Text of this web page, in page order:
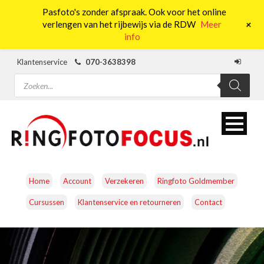
Klantenservice
070-3638398
Producten
zoeken
Home Account Verzekeren Ringfoto Goldmember
Cursussen Klantenservice en retourneren Contact
CAMERA’S OBJECTIEVEN ACCESSOIRES
Pasfoto's zonder afspraak. Ook voor het online
verlengen van het rijbewijs via de RDW Meer
info
+